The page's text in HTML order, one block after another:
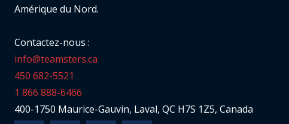
Amérique du Nord.
Contactez-nous :
info@teamsters.ca
450 682-5521
1 866 888-6466
400-1750 Maurice-Gauvin, Laval, QC H7S 1Z5, Canada